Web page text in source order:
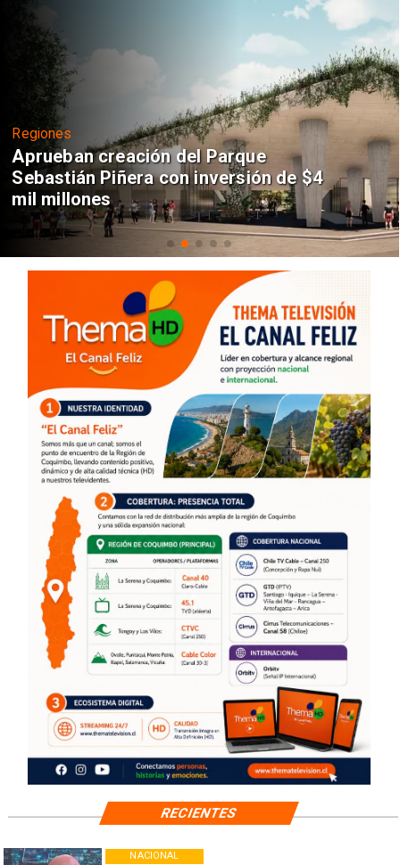
Regiones
Aprueban creación del Parque
Sebastián Piñera con inversión de $4
mil millones
NACIONAL
RECIENTES